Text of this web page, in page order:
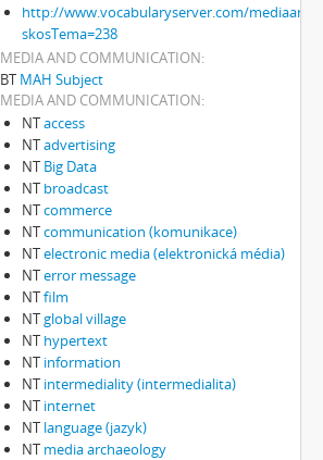
http://www.vocabularyserver.com/mediaart/
skosTema=238
MEDIA AND COMMUNICATION
BT MAH Subject
MEDIA AND COMMUNICATION
NTaccess
NTadvertising
NT Big Data
NT broadcast
NTcommerce
NTcommunication (komunikace)
NTelectronic media (elektronická média)
NTerror message
NTfilm
NTglobal village
NT hypertext
NT information
NT intermediality (intermedialita)
NT internet
NT language (jazyk)
NT media archaeology